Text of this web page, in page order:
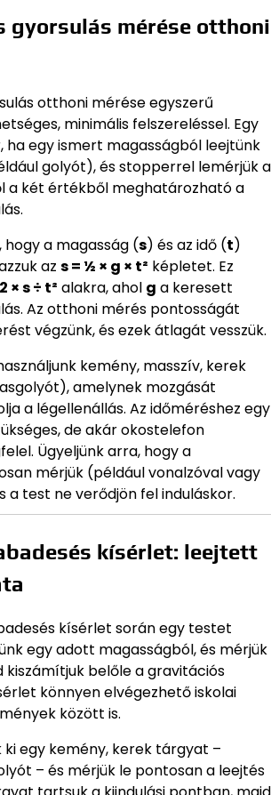
gyorsulás mérése otthoni
otthoni mérése egyszerű
minimális felszereléssel. Egy
ha egy ismert magasságból leejtünk
golyót), és stopperrel lemérjük a
a két értékből meghatározható a
hogy a magasság (s) és az idő (t)
az s = ½ × g × t² képletet. Ez
× s ÷ t² alakra, ahol g a keresett
Az otthoni mérés pontosságát
végzünk, és ezek átlagát vesszük.
kemény, masszív, kerek
amelynek mozgását
a légellenállás. Az időméréshez egy
de akár okostelefon
Ügyeljünk arra, hogy a
mérjük (például vonalzóval vagy
a test ne verődjön fel induláskor.
kísérlet: leejtett
kísérlet során egy testet
egy adott magasságból, és mérjük
kiszámítjuk belőle a gravitációs
könnyen elvégezhető iskolai
között is.
ki egy kemény, kerek tárgyat –
– és mérjük le pontosan a leejtés